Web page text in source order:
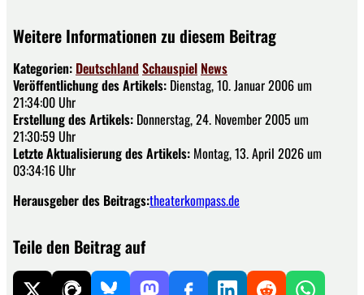
Weitere Informationen zu diesem Beitrag
Kategorien: Deutschland Schauspiel News
Veröffentlichung des Artikels: Dienstag, 10. Januar 2006 um
21:34:00 Uhr
Erstellung des Artikels: Donnerstag, 24. November 2005 um
21:30:59 Uhr
Letzte Aktualisierung des Artikels: Montag, 13. April 2026 um
03:34:16 Uhr
Herausgeber des Beitrags:theaterkompass.de
Teile den Beitrag auf